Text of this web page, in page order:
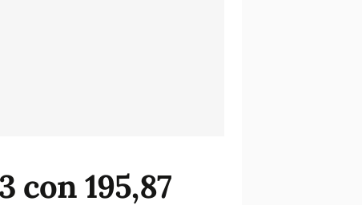
con 195,87